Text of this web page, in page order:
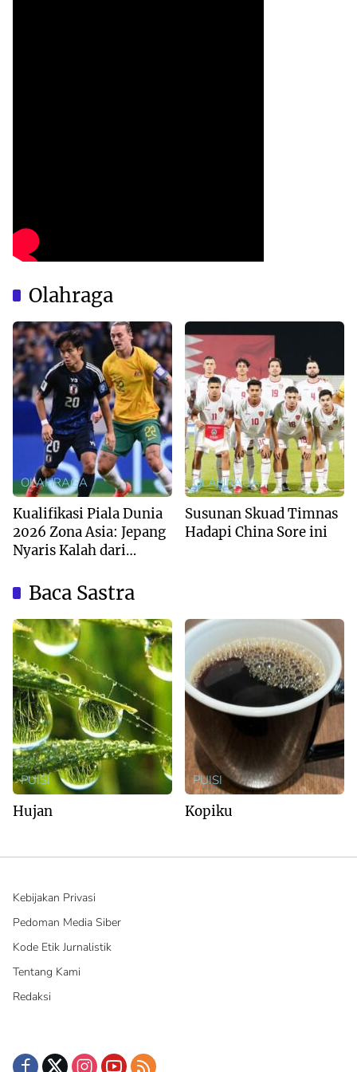
Olahraga
OLAHRAGA
Kualifikasi Piala Dunia
2026 Zona Asia: Jepang
Nyaris Kalah dari
OLAHRAGA
Susunan Skuad Timnas
Hadapi China Sore ini
Baca Sastra
PUISI
Hujan
PUISI
Kopiku
Kebijakan Privasi
Pedoman Media Siber
Kode Etik Jurnalistik
Tentang Kami
Redaksi